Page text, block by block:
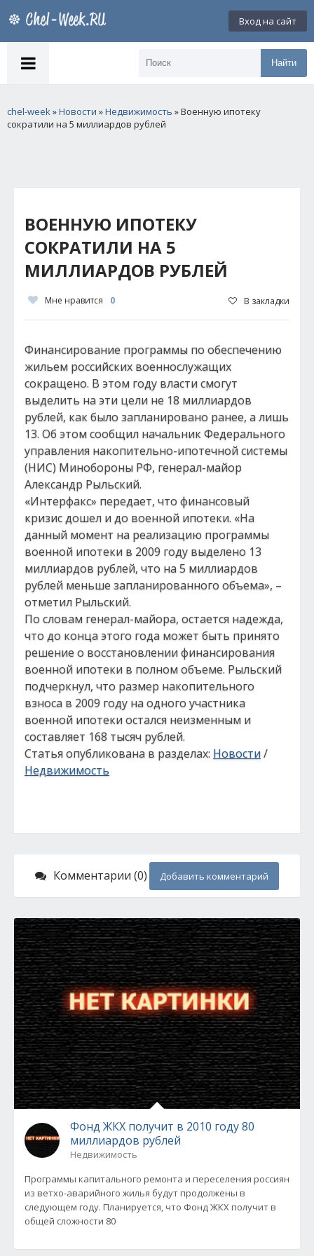
Вход на сайт
Найти
chel-week»Новости »Недвижимость » Военную ипотеку
сократили на 5 миллиардов рублей
ВОЕННУЮ ИПОТЕКУ
СОКРАТИЛИ НА 5
МИЛЛИАРДОВ РУБЛЕЙ
Мне нравится 0 В закладки
Финансирование программы по обеспечению
жильем российских военнослужащих
сокращено. В этом году власти смогут
выделить на эти цели не 18 миллиардов
рублей, как было запланировано ранее, а лишь
13. Об этом сообщил начальник Федерального
управления накопительно-ипотечной системы
(НИС) Минобороны РФ, генерал-майор
Александр Рыльский.
«Интерфакс» передает, что финансовый
кризис дошел и до военной ипотеки. «На
данный момент на реализацию программы
военной ипотеки в 2009 году выделено 13
миллиардов рублей, что на 5 миллиардов
рублей меньше запланированного объема», –
отметил Рыльский.
По словам генерал-майора, остается надежда,
что до конца этого года может быть принято
решение о восстановлении финансирования
военной ипотеки в полном объеме. Рыльский
подчеркнул, что размер накопительного
взноса в 2009 году на одного участника
военной ипотеки остался неизменным и
составляет 168 тысяч рублей.
Статья опубликована в разделах: Новости/
Недвижимость
Комментарии (0) Добавить комментарий
Фонд ЖКХ получит в 2010 году 80
миллиардов рублей
Недвижимость
Программы капитального ремонта и переселения россиян
из ветхо-аварийного жилья будут продолжены в
следующем году. Планируется, что Фонд ЖКХ получит в
общей сложности 80